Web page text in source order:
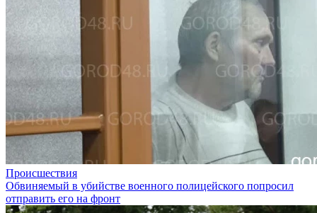
Происшествия
Обвиняемый в убийстве военного полицейского попросил
отправить его на фронт